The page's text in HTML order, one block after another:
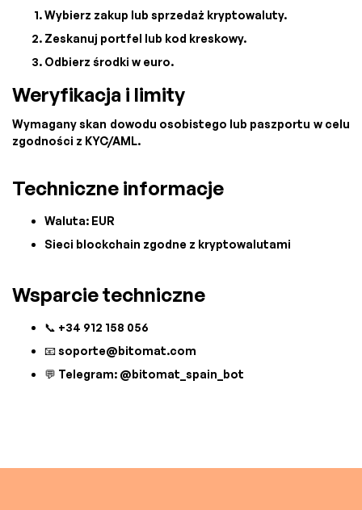
Wybierz zakup lub sprzedaż kryptowaluty.
Zeskanuj portfel lub kod kreskowy.
Odbierz środki w euro.
Weryfikacja i limity
Wymagany skan dowodu osobistego lub paszportu w celu
zgodności z KYC/AML.
Techniczne informacje
Waluta: EUR
Sieci blockchain zgodne z kryptowalutami
Wsparcie techniczne
📞 +34 912 158 056
📧soporte@bitomat.com
💬 Telegram: @bitomat_spain_bot